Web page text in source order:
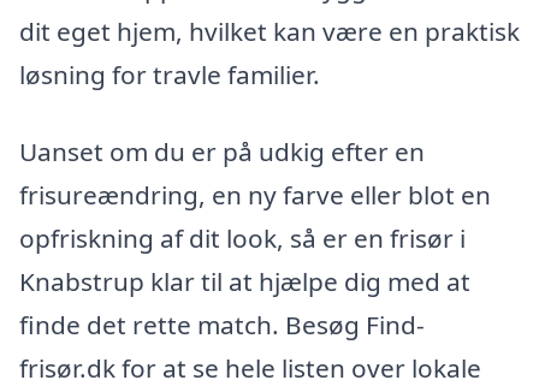
dit eget hjem, hvilket kan være en praktisk
løsning for travle familier.
Uanset om du er på udkig efter en
frisureændring, en ny farve eller blot en
opfriskning af dit look, så er en frisør i
Knabstrup klar til at hjælpe dig med at
finde det rette match. Besøg Find-
frisør.dk for at se hele listen over lokale